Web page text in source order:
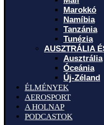
Marokkó
Namíbia
Tanzánia
Tunézia
AUSZTRÁLIA
Ausztrália
Óceánia
Új-Zéland
ÉLMÉNYEK
AEROSPORT
A HOLNAP
PODCASTOK